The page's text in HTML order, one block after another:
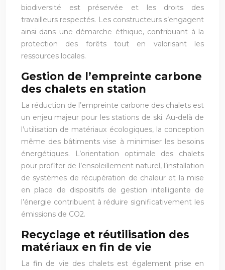
biodiversité est préservée et les droits des
travailleurs respectés. Les constructeurs s’engagent
ainsi dans une démarche éthique, contribuant à la
protection des forêts tout en valorisant les
ressources locales.
Gestion de l’empreinte carbone
des chalets en station
La réduction de l’empreinte carbone des chalets est
un enjeu majeur pour les stations de ski. Au-delà de
l’utilisation de matériaux écologiques, la conception
même des bâtiments vise à minimiser les besoins
énergétiques. L’orientation optimale des chalets
pour profiter de l’ensoleillement naturel, l’installation
de systèmes de récupération de chaleur et la mise
en place de dispositifs de gestion intelligente de
l’énergie contribuent à réduire significativement les
émissions de CO2.
Recyclage et réutilisation des
matériaux en fin de vie
La fin de vie des chalets est également prise en